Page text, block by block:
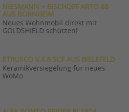
NIESMANN + BISCHOFF ARTO 88
AUS BORNHEIM
Neues Wohnmobil direkt mit
GOLDSHIELD schützen!
ETRUSCO V.6.8 SCF AUS BIELEFELD
Keramikversiegelung für neues
WoMo